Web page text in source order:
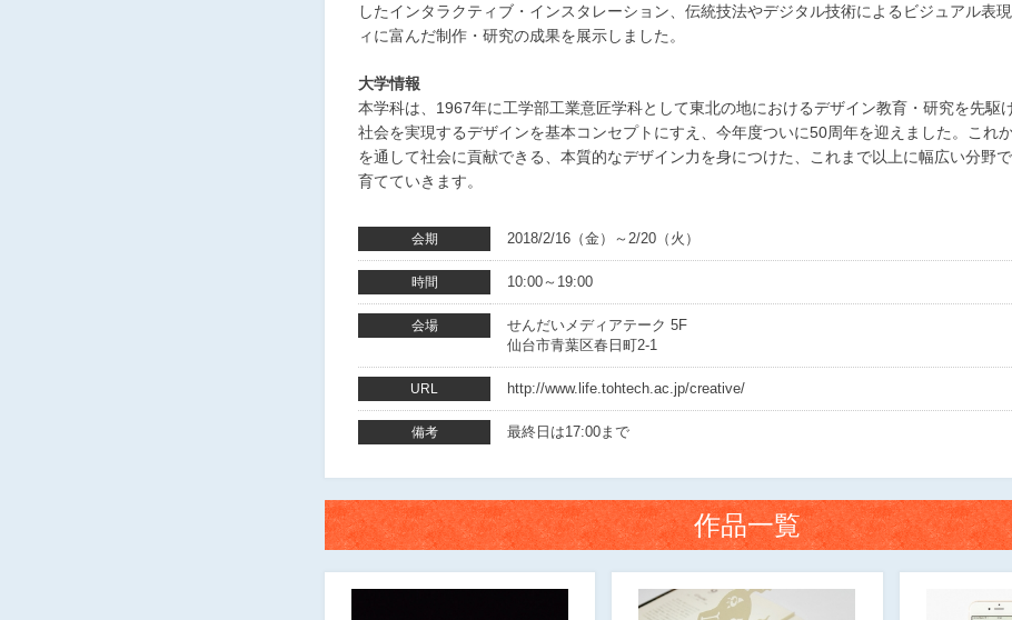
したインタラクティブ・インスタレーション、伝統技法やデジタル技術によるビジュアル表
ィに富んだ制作・研究の成果を展示しました。
大学情報
本学科は、1967年に工学部工業意匠学科として東北の地におけるデザイン教育・研究を先駆
社会を実現するデザインを基本コンセプトにすえ、今年度ついに50周年を迎えました。これ
を通して社会に貢献できる、本質的なデザイン力を身につけた、これまで以上に幅広い分野
育てていきます。
会期 2018/2/16（金）～2/20（火）
時間 10:00～19:00
会場
せんだいメディアテーク 5F
仙台市青葉区春日町2-1
URL http://www.life.tohtech.ac.jp/creative/
備考 最終日は17:00まで
作品一覧